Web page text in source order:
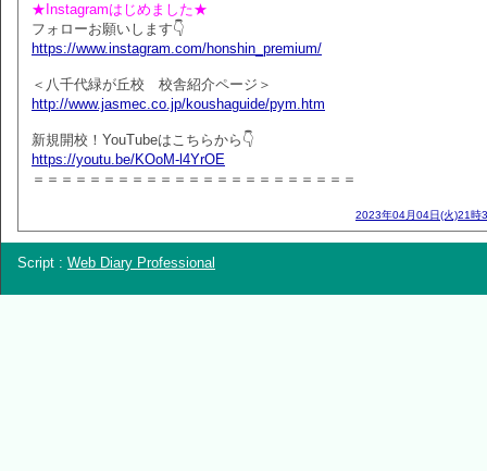
★Instagramはじめました★
フォローお願いします👇
https://www.instagram.com/honshin_premium/
＜八千代緑が丘校 校舎紹介ページ＞
http://www.jasmec.co.jp/koushaguide/pym.htm
新規開校！YouTubeはこちらから👇
https://youtu.be/KOoM-l4YrOE
＝＝＝＝＝＝＝＝＝＝＝＝＝＝＝＝＝＝＝＝＝＝＝
2023年04月04日(火)21時
Script : Web Diary Professional